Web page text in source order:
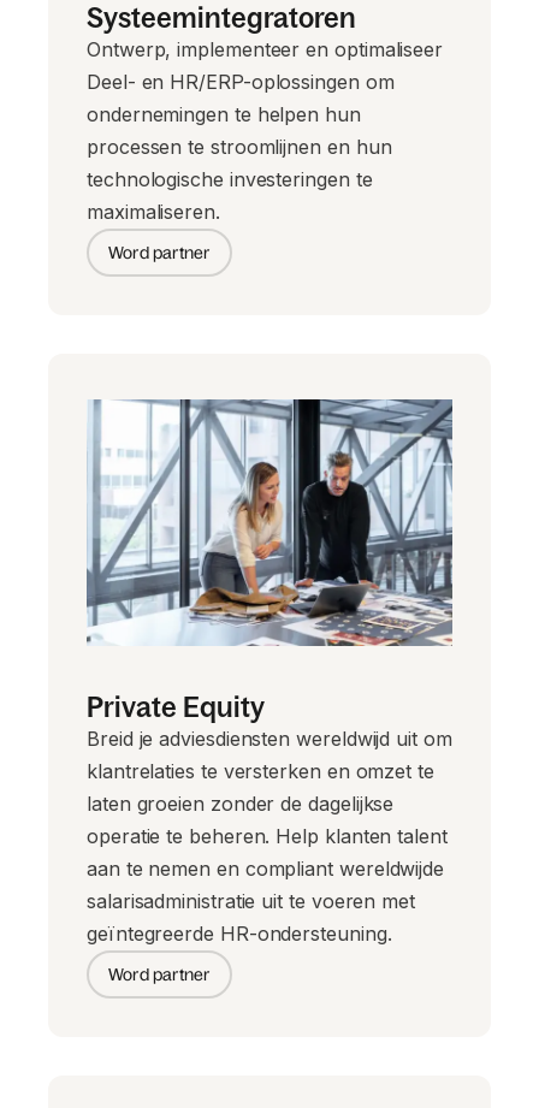
Systeemintegratoren
Ontwerp, implementeer en optimaliseer
Deel- en HR/ERP-oplossingen om
ondernemingen te helpen hun
processen te stroomlijnen en hun
technologische investeringen te
maximaliseren.
Word partner
Private Equity
Breid je adviesdiensten wereldwijd uit om
klantrelaties te versterken en omzet te
laten groeien zonder de dagelijkse
operatie te beheren. Help klanten talent
aan te nemen en compliant wereldwijde
salarisadministratie uit te voeren met
geïntegreerde HR-ondersteuning.
Word partner